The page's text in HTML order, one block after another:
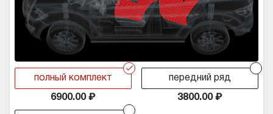
r
полный комплект
6900.00
передний ряд
3800.00